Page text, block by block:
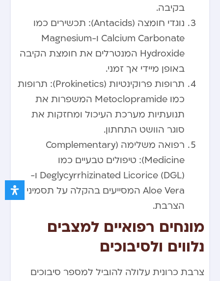
בקיבה.
נוגדי חומצה (Antacids): תכשירים כמו
Calcium Carbonate ו-Magnesium
Hydroxide המנטרלים את חומצת הקיבה
באופן מיידי אך זמני.
תרופות פרוקינטיות (Prokinetics): תרופות
כמו Metoclopramide המשפרות את
תנועתיות מערכת העיכול ומחזקות את
סוגר הוושט התחתון.
רפואה משלימה (Complementary
Medicine): טיפולים טבעיים כמו
Deglycyrrhizinated Licorice (DGL) ו-
Aloe Vera המסייעים בהקלה על תסמיני
הצרבת.
מונחים רפואיים למצבים
נלווים ולסיבוכים
צרבת כרונית עלולה להוביל למספר סיבוכים